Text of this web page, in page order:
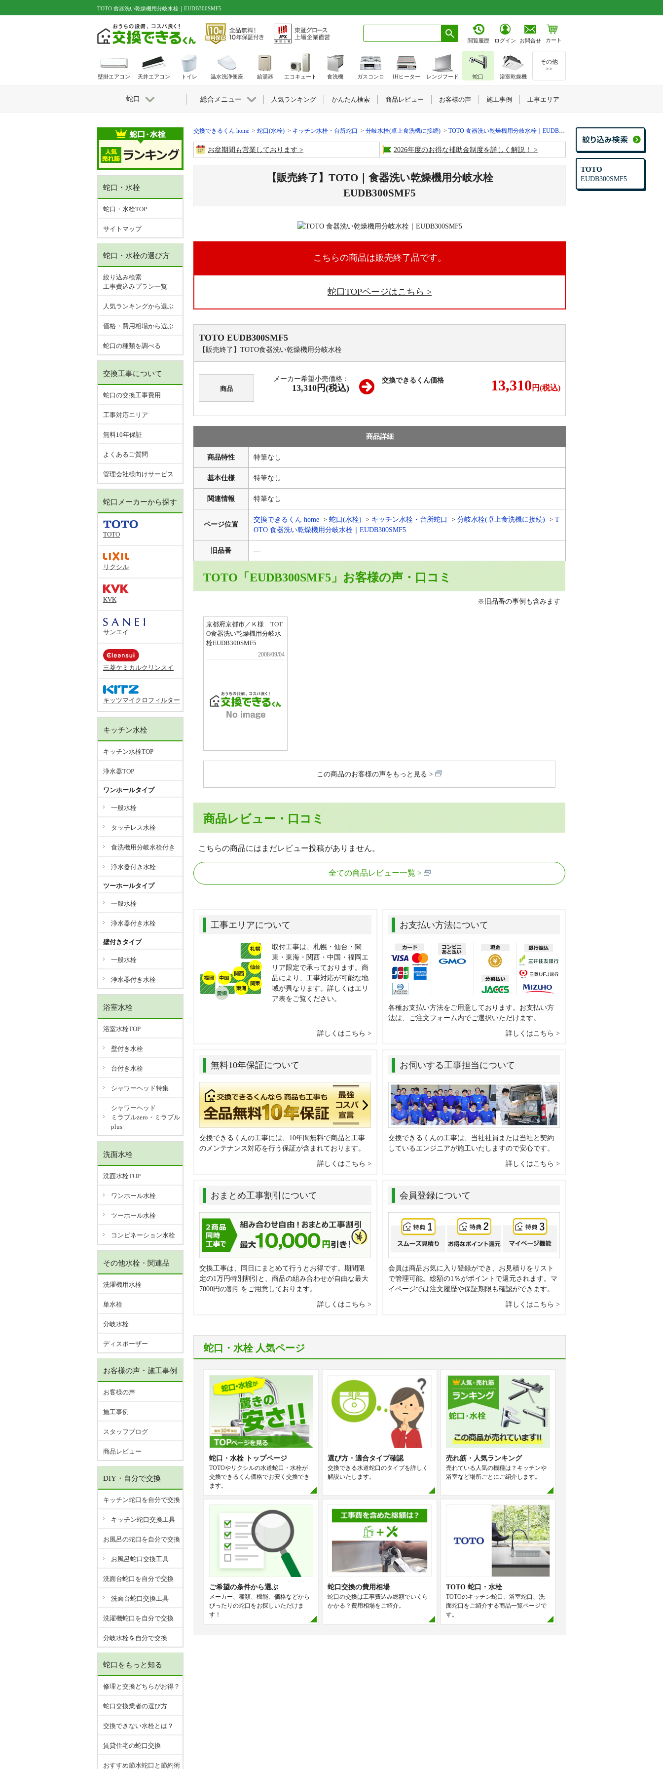
TOTO
EUDB300SMF5
TOTO 食器洗い乾燥機用分岐水栓｜EUDB300SMF5
閲覧履歴 ログイン お問合せ カート
交換できるくん home 蛇口(水栓) キッチン水栓・台所蛇口 分岐水栓(卓上食洗機に接続) TOTO 食器洗い乾燥機用分岐水栓｜EUDB300SMF5
お盆期間も営業しております 2026年度のお得な補助金制度を詳しく解説！
【販売終了】TOTO｜食器洗い乾燥機用分岐水栓
EUDB300SMF5
こちらの商品は販売終了品です。
蛇口TOPページはこちら
TOTO EUDB300SMF5
【販売終了】TOTO食器洗い乾燥機用分岐水栓
商品
メーカー希望小売価格：
13,310円(税込)
交換できるくん価格 13,310 円(税込)
商品詳細
商品特性 特筆なし
基本仕様 特筆なし
関連情報 特筆なし
ページ位置
交換できるくん home 蛇口(水栓) キッチン水栓・台所蛇口 分岐水栓(卓上食洗機に接続)
T
OTO 食器洗い乾燥機用分岐水栓｜EUDB300SMF5
旧品番 ―
TOTO「EUDB300SMF5」お客様の声・口コミ
※旧品番の事例も含みます
京都府京都市／Ｋ様 TOT
O食器洗い乾燥機用分岐水
栓EUDB300SMF5
2008/09/04
この商品のお客様の声をもっと見る
商品レビュー・口コミ
こちらの商品にはまだレビュー投稿がありません。
全ての商品レビュー一覧
工事エリアについて
取付工事は、札幌・仙台・関
東・東海・関西・中国・福岡エ
リア限定で承っております。商
品により、工事対応が可能な地
域が異なります。詳しくはエリ
ア表をご覧ください。
詳しくはこちら
お支払い方法について
各種お支払い方法をご用意しております。お支払い方
法は、ご注文フォーム内でご選択いただけます。
詳しくはこちら
無料10年保証について
交換できるくんの工事には、10年間無料で商品と工事
のメンテナンス対応を行う保証が含まれております。
詳しくはこちら
お伺いする工事担当について
交換できるくんの工事は、当社社員または当社と契約
しているエンジニアが施工いたしますので安心です。
詳しくはこちら
おまとめ工事割引について
交換工事は、同日にまとめて行うとお得です。期間限
定の1万円特別割引と、商品の組み合わせが自由な最大
7000円の割引をご用意しております。
詳しくはこちら
会員登録について
会員は商品お気に入り登録ができ、お見積りをリスト
で管理可能。総額の1％がポイントで還元されます。マ
イページでは注文履歴や保証期限も確認ができます。
詳しくはこちら
蛇口・水栓 人気ページ
蛇口・水栓 トップページ
TOTOやリクシルの水道蛇口・水栓が
交換できるくん価格でお安く交換でき
ます。
選び方・適合タイプ確認
交換できる水道蛇口のタイプを詳しく
解説いたします。
売れ筋・人気ランキング
売れている人気の機種は？キッチンや
浴室など場所ごとにご紹介します。
ご希望の条件から選ぶ
メーカー、種類、機能、価格などから
ぴったりの蛇口をお探しいただけま
す！
蛇口交換の費用相場
蛇口の交換は工事費込み総額でいくら
かかる？費用相場をご紹介。
TOTO 蛇口・水栓
TOTOのキッチン蛇口、浴室蛇口、洗
面蛇口をご紹介する商品一覧ページで
す。
蛇口・水栓
蛇口・水栓TOP
サイトマップ
蛇口・水栓の選び方
絞り込み検索
工事費込みプラン一覧
人気ランキングから選ぶ
価格・費用相場から選ぶ
蛇口の種類を調べる
交換工事について
蛇口の交換工事費用
工事対応エリア
無料10年保証
よくあるご質問
管理会社様向けサービス
蛇口メーカーから探す
TOTO
リクシル
KVK
サンエイ
三菱ケミカルクリンスイ
キッツマイクロフィルター
キッチン水栓
キッチン水栓TOP
浄水器TOP
ワンホールタイプ
一般水栓
タッチレス水栓
食洗機用分岐水栓付き
浄水器付き水栓
ツーホールタイプ
一般水栓
浄水器付き水栓
壁付きタイプ
一般水栓
浄水器付き水栓
浴室水栓
浴室水栓TOP
壁付き水栓
台付き水栓
シャワーヘッド特集
シャワーヘッド
ミラブルzero・ミラブル
plus
洗面水栓
洗面水栓TOP
ワンホール水栓
ツーホール水栓
コンビネーション水栓
その他水栓・関連品
洗濯機用水栓
単水栓
分岐水栓
ディスポーザー
お客様の声・施工事例
お客様の声
施工事例
スタッフブログ
商品レビュー
DIY・自分で交換
キッチン蛇口を自分で交換
キッチン蛇口交換工具
お風呂の蛇口を自分で交換
お風呂蛇口交換工具
洗面台蛇口を自分で交換
洗面台蛇口交換工具
洗濯機蛇口を自分で交換
分岐水栓を自分で交換
蛇口をもっと知る
修理と交換どちらがお得？
蛇口交換業者の選び方
交換できない水栓とは？
賃貸住宅の蛇口交換
おすすめ節水蛇口と節約術
壁掛エアコン 天井エアコン トイレ 温水洗浄便座 給湯器 エコキュート 食洗機 ガスコンロ IHヒーター レンジフード 蛇口 浴室乾燥機
その他
>>
蛇口 総合メニュー 人気ランキング かんたん検索 商品レビュー お客様の声 施工事例 工事エリア